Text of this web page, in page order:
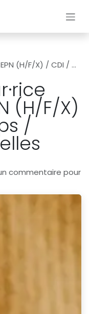
temps / Commune d'Ixelles
(H/F/X)
/
commentaire pour